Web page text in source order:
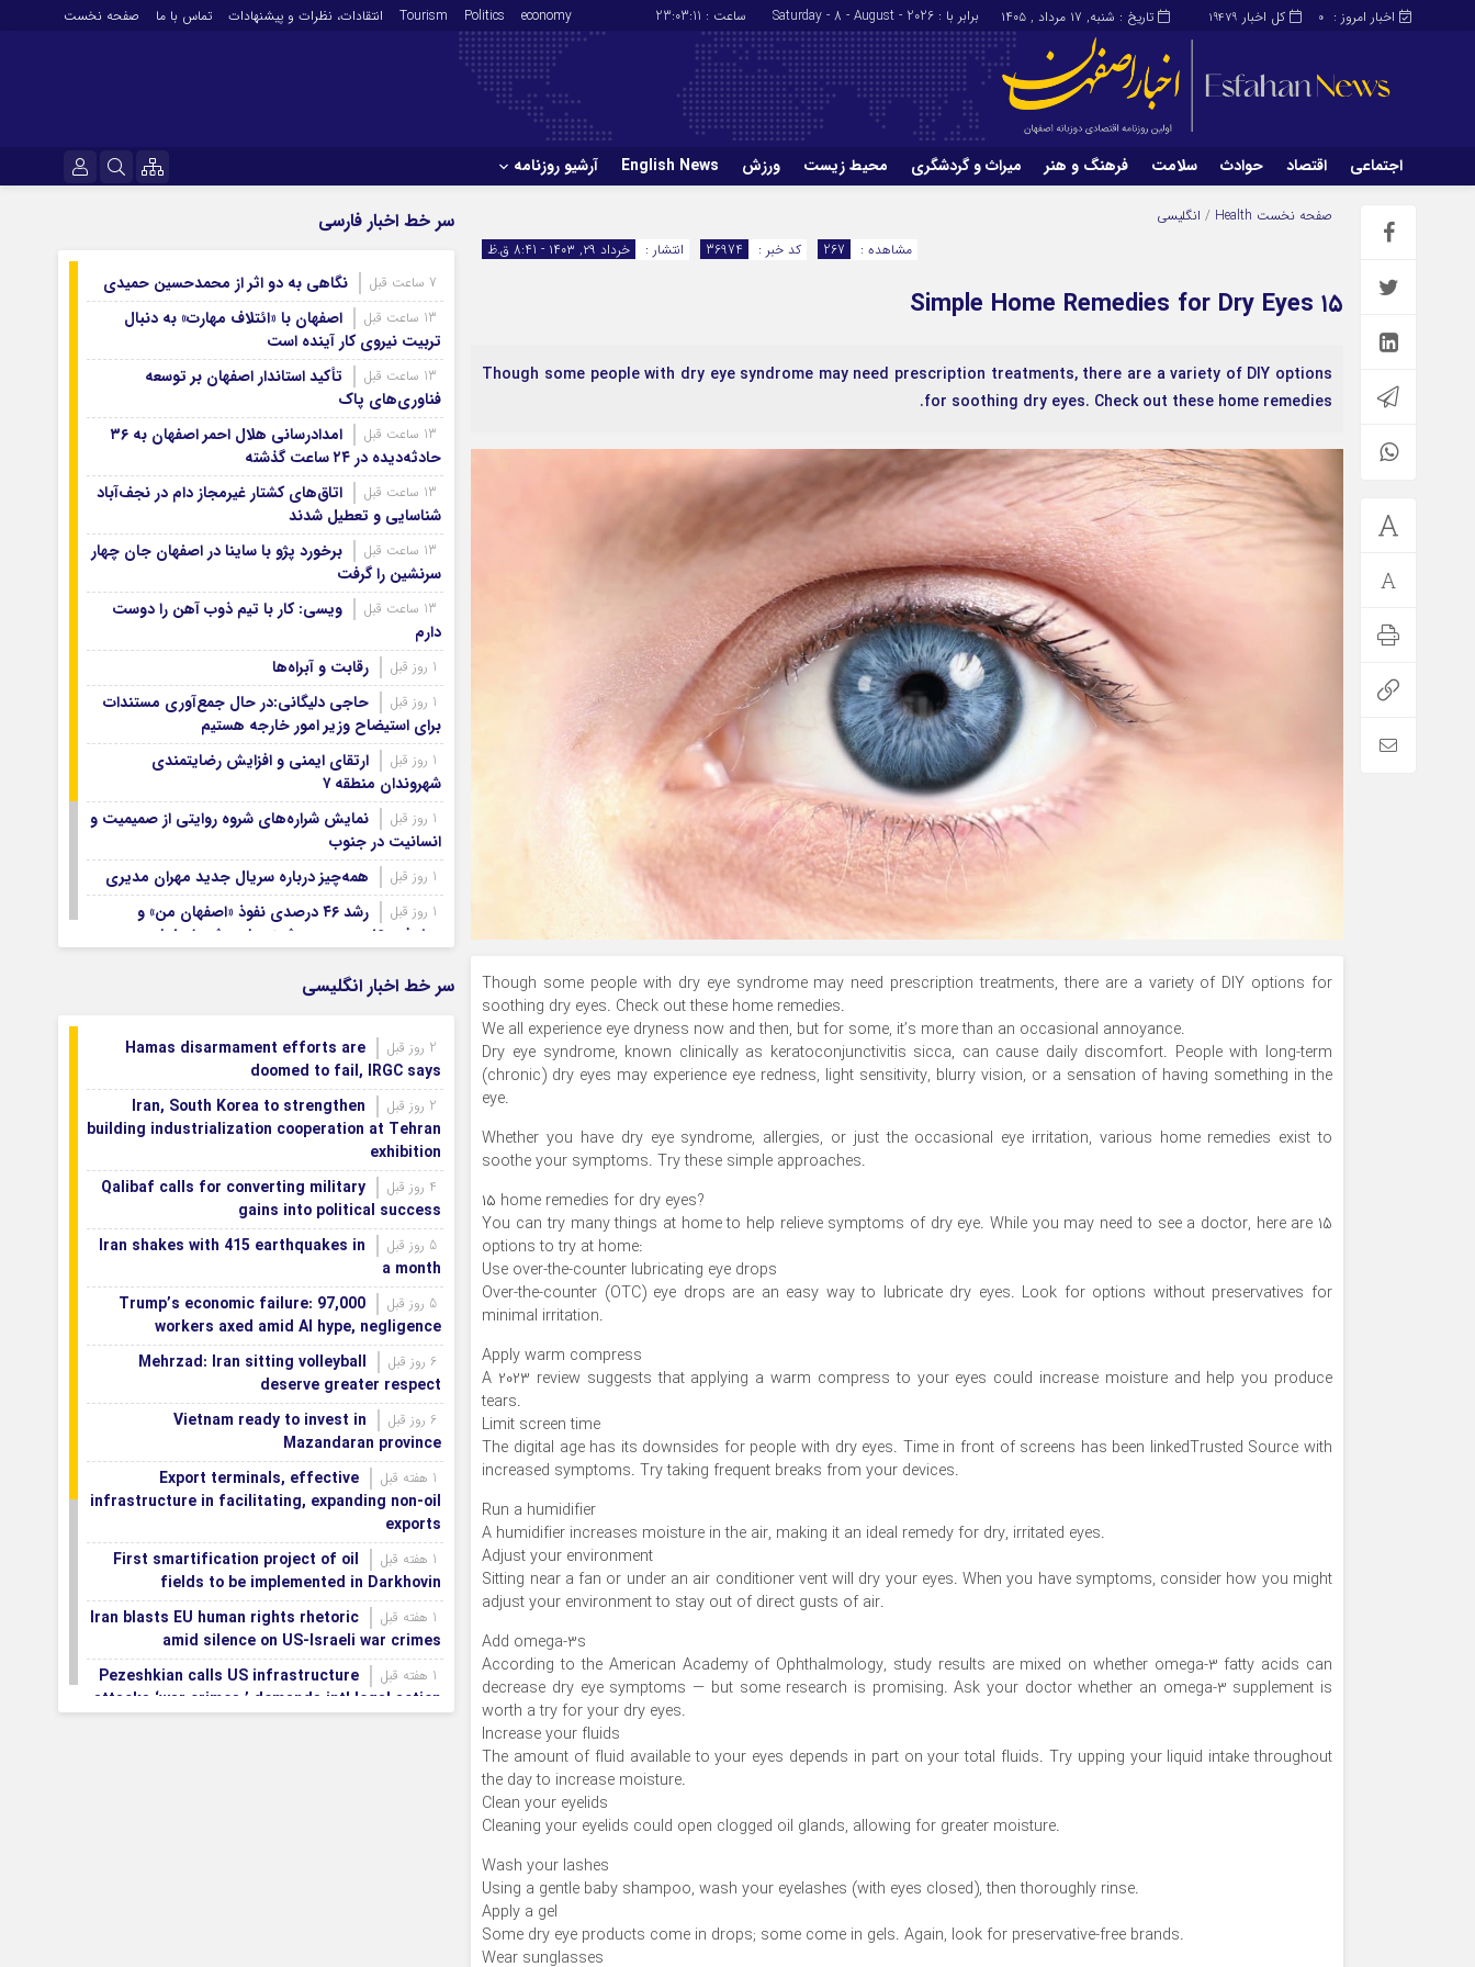
کل اخبار 19479 اخبار امروز : 0 تاریخ : شنبه, ۱۷ مرداد , ۱۴۰۵ برابر با : Saturday - 8 - August - 2026 ساعت : 23:03:11
economy
Politics
Tourism انتقادات‌، نظرات و پیشنهادات تماس با ما صفحه نخست
اجتماعی اقتصاد حوادث سلامت فرهنگ و هنر میراث و گردشگری محیط زیست ورزش English News آرشیو روزنامه
رمز عبور
مرا به خاطر بسپار
ورزش English News
آرشیو ۱۴۰۵
آرشیو ۱۴۰۴
آرشیو ۱۴۰۳
آرشیو ۱۴۰۱
آرشیو ۱۴۰۰
آرشیو ۱۳۹۹
آرشیو ۱۳۹۸
آرشیو ۱۳۹۷
صفحه نخست Health
/ انگلیسی
انتشار :
خرداد ۲۹, ۱۴۰۳ - 8:41 ق.ظ کد خبر : 36974 مشاهده : 267
۱۵ Simple Home Remedies for Dry Eyes
Though some people with dry eye syndrome may need prescription treatments, there are a variety of DIY options
for soothing dry eyes. Check out these home remedies.
Though some people with dry eye syndrome may need prescription treatments, there are a variety of DIY options for
soothing dry eyes. Check out these home remedies.
We all experience eye dryness now and then, but for some, it’s more than an occasional annoyance.
Dry eye syndrome, known clinically as keratoconjunctivitis sicca, can cause daily discomfort. People with long-term
(chronic) dry eyes may experience eye redness, light sensitivity, blurry vision, or a sensation of having something in the
eye.
Whether you have dry eye syndrome, allergies, or just the occasional eye irritation, various home remedies exist to
soothe your symptoms. Try these simple approaches.
۱۵ home remedies for dry eyes?
You can try many things at home to help relieve symptoms of dry eye. While you may need to see a doctor, here are 15
options to try at home:
Use over-the-counter lubricating eye drops
Over-the-counter (OTC) eye drops are an easy way to lubricate dry eyes. Look for options without preservatives for
minimal irritation.
Apply warm compress
A 2023 review suggests that applying a warm compress to your eyes could increase moisture and help you produce
tears.
Limit screen time
The digital age has its downsides for people with dry eyes. Time in front of screens has been linkedTrusted Source with
increased symptoms. Try taking frequent breaks from your devices.
Run a humidifier
A humidifier increases moisture in the air, making it an ideal remedy for dry, irritated eyes.
Adjust your environment
Sitting near a fan or under an air conditioner vent will dry your eyes. When you have symptoms, consider how you might
adjust your environment to stay out of direct gusts of air.
Add omega-3s
According to the American Academy of Ophthalmology, study results are mixed on whether omega-3 fatty acids can
decrease dry eye symptoms — but some research is promising. Ask your doctor whether an omega-3 supplement is
worth a try for your dry eyes.
Increase your fluids
The amount of fluid available to your eyes depends in part on your total fluids. Try upping your liquid intake throughout
the day to increase moisture.
Clean your eyelids
Cleaning your eyelids could open clogged oil glands, allowing for greater moisture.
Wash your lashes
Using a gentle baby shampoo, wash your eyelashes (with eyes closed), then thoroughly rinse.
Apply a gel
Some dry eye products come in drops; some come in gels. Again, look for preservative-free brands.
Wear sunglasses
سر خط اخبار فارسی
نگاهی به دو اثر از محمدحسین حمیدی
اصفهان با «ائتلاف مهارت» به دنبال
تربیت نیروی کار آینده است
تأکید استاندار اصفهان بر توسعه
فناوری‌های پاک
امدادرسانی هلال احمر اصفهان به ۳۶
حادثه‌دیده در ۲۴ ساعت گذشته
اتاق‌های کشتار غیرمجاز دام در نجف‌آباد
شناسایی و تعطیل شدند
برخورد پژو با ساینا در اصفهان جان چهار
سرنشین را گرفت
ویسی: کار با تیم ذوب آهن را دوست
دارم
رقابت و آبراه‌ها
حاجی دلیگانی:در حال جمع‌آوری مستندات
برای استیضاح وزیر امور خارجه هستیم
ارتقای ایمنی و افزایش رضایتمندی
شهروندان منطقه ۷
نمایش شراره‌های شروه روایتی از صمیمیت و
انسانیت در جنوب
همه‌چیز درباره سریال جدید مهران مدیری
رشد ۴۶ درصدی نفوذ «اصفهان من» و
پیشرفت ۱۶ درصدی هوشمندسازی شهر اصفهان
اصفهان صاحب شرکت‌های ممیزی انرژی
می‌شود
حمایت از تشکل‌های اجتماعی
سر خط اخبار انگلیسی
Hamas disarmament efforts are
doomed to fail, IRGC says
Iran, South Korea to strengthen
building industrialization cooperation at Tehran
exhibition
Qalibaf calls for converting military
gains into political success
Iran shakes with 415 earthquakes in
a month
Trump’s economic failure: 97,000
workers axed amid AI hype, negligence
Mehrzad: Iran sitting volleyball
deserve greater respect
Vietnam ready to invest in
Mazandaran province
Export terminals, effective
infrastructure in facilitating, expanding non-oil
exports
First smartification project of oil
fields to be implemented in Darkhovin
Iran blasts EU human rights rhetoric
amid silence on US-Israeli war crimes
Pezeshkian calls US infrastructure
attacks ‘war crimes,’ demands intl legal action